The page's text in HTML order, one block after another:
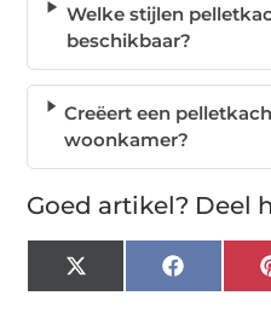
Welke stijlen
beschikbaar?
Creëert een
woonkamer?
Goed artikel? Deel
X
(Twitter)